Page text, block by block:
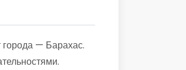
— Барахас.